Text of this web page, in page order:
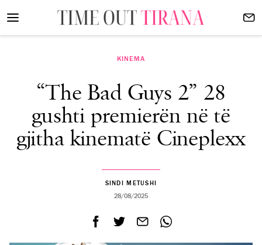
KINEMA
“The Bad Guys 2” 28
gushti premierën në të
gjitha kinematë Cineplexx
SINDI METUSHI
28/08/2025